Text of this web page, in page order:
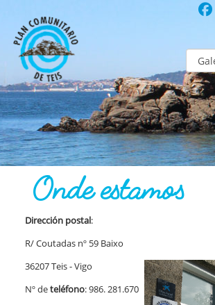
COMUNITARIO Co-laboración participativa
Onde estamos
Dirección postal:
R/ Coutadas nº 59 Baixo
36207 Teis - Vigo
Nº deteléfono: 986. 281.670